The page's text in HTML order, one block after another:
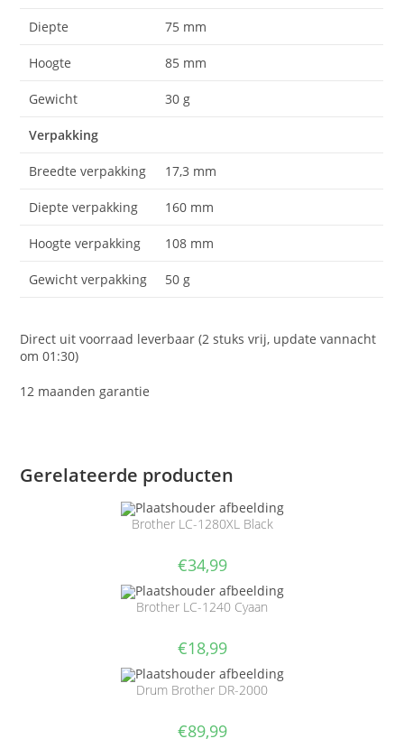
Diepte 75 mm
Hoogte 85 mm
Gewicht 30 g
Verpakking
Breedte verpakking 17,3 mm
Diepte verpakking 160 mm
Hoogte verpakking 108 mm
Gewicht verpakking 50 g
Direct uit voorraad leverbaar (2 stuks vrij, update vannacht
om 01:30)
12 maanden garantie
Gerelateerde producten
Brother LC-1280XL Black
€34,99
Brother LC-1240 Cyaan
€18,99
Drum Brother DR-2000
€89,99